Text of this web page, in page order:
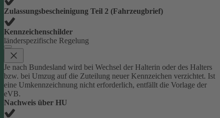
Zulassungsbescheinigung Teil 2 (Fahrzeugbrief)
Kennzeichenschilder
länderspezifische Regelung
Je nach Bundesland wird bei Wechsel der Halterin oder des Halters
bzw. bei Umzug auf die Zuteilung neuer Kennzeichen verzichtet. Ist
eine Umkennzeichnung nicht erforderlich, entfällt die Vorlage der
eVB.
Nachweis über HU